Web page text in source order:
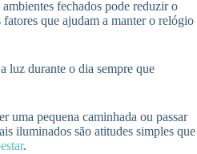
fechados pode reduzir o
que ajudam a manter o relógio
luz durante o dia sempre que
uma pequena caminhada ou passar
iluminados são atitudes simples que
.